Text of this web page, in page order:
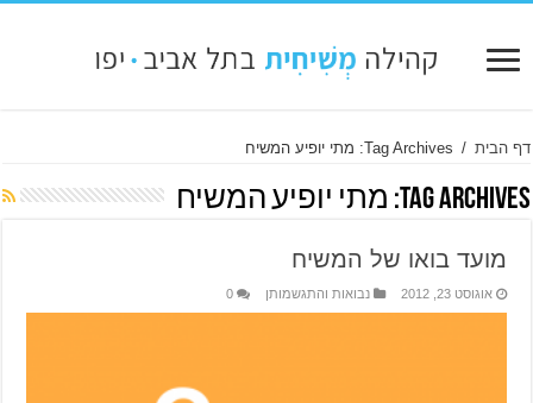
דף הבית / Tag Archives: מתי יופיע המשיח
Tag Archives: מתי יופיע המשיח
מועד בואו של המשיח
אוגוסט 23, 2012 נבואות והתגשמותן 0